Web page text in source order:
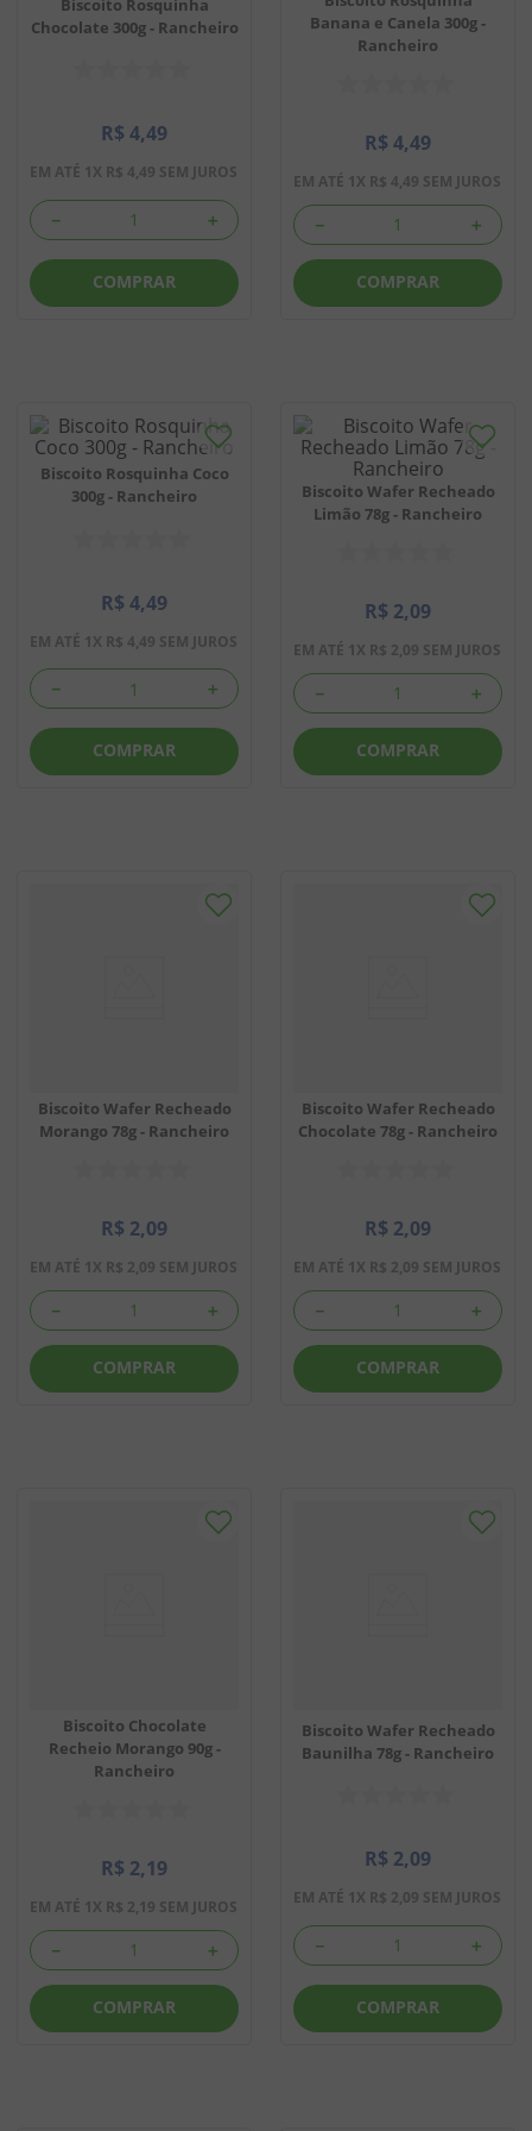
Chocolate 300g - Rancheiro
R$ 4,49
EM ATÉ 1X R$ 4,49 SEM JUROS
＋
－
COMPRAR
Banana e Canela 300g -
Rancheiro
R$ 4,49
EM ATÉ 1X R$ 4,49 SEM JUROS
＋
－
COMPRAR
Biscoito Rosquinha Coco
300g - Rancheiro
R$ 4,49
EM ATÉ 1X R$ 4,49 SEM JUROS
＋
－
COMPRAR
Biscoito Wafer Recheado
Limão 78g - Rancheiro
R$ 2,09
EM ATÉ 1X R$ 2,09 SEM JUROS
＋
－
COMPRAR
Biscoito Wafer Recheado
Morango 78g - Rancheiro
R$ 2,09
EM ATÉ 1X R$ 2,09 SEM JUROS
＋
－
COMPRAR
Biscoito Wafer Recheado
Chocolate 78g - Rancheiro
R$ 2,09
EM ATÉ 1X R$ 2,09 SEM JUROS
＋
－
COMPRAR
Biscoito Chocolate
Recheio Morango 90g -
Rancheiro
R$ 2,19
EM ATÉ 1X R$ 2,19 SEM JUROS
＋
－
COMPRAR
Biscoito Wafer Recheado
Baunilha 78g - Rancheiro
R$ 2,09
EM ATÉ 1X R$ 2,09 SEM JUROS
＋
－
COMPRAR
biscoito